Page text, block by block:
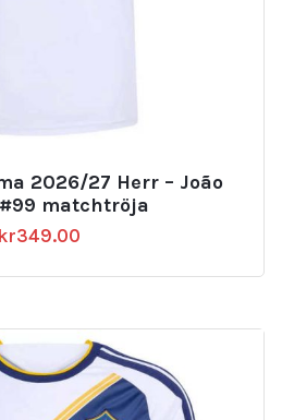
2026/27 Herr – João
matchtröja
kr349.00